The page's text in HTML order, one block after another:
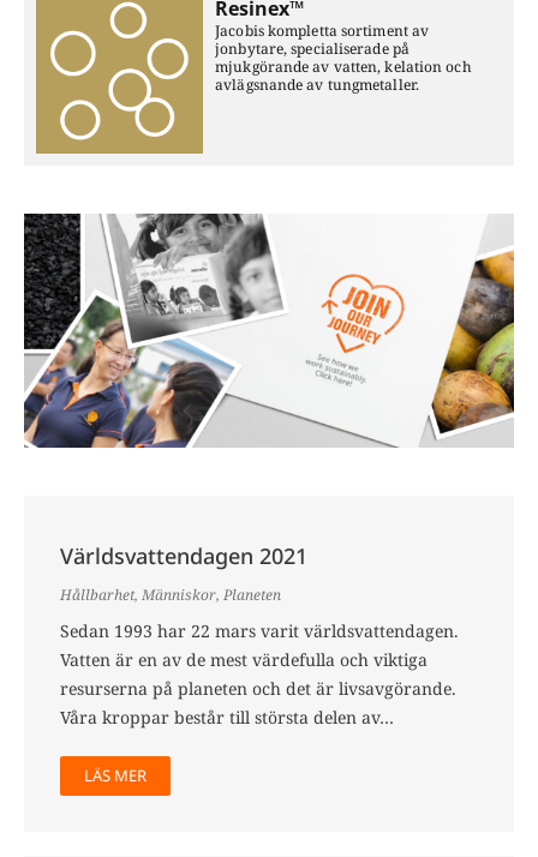
Resinex™
Jacobis kompletta sortiment av
jonbytare, specialiserade på
mjukgörande av vatten, kelation och
avlägsnande av tungmetaller.
Världsvattendagen 2021
Hållbarhet, Människor, Planeten
Sedan 1993 har 22 mars varit världsvattendagen.
Vatten är en av de mest värdefulla och viktiga
resurserna på planeten och det är livsavgörande.
Våra kroppar består till största delen av…
LÄS MER